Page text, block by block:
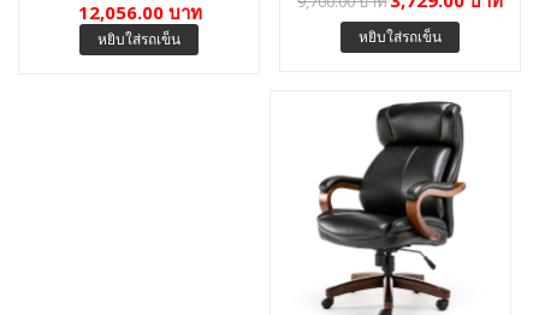
12,056.00 บาท
หยิบใส่รถเข็น หยิบใส่รถเข็น